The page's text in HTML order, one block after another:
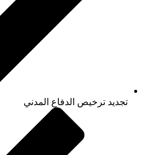
تجديد ترخيص الدفاع المدني